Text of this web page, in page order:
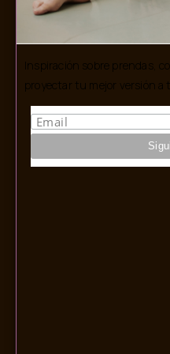
Inspiración sobre prendas,
proyectar tu mejor versión a